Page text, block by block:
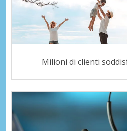
Milioni di clienti